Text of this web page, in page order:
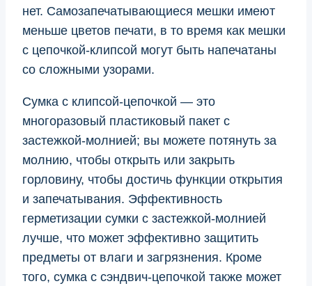
нет. Самозапечатывающиеся мешки имеют
меньше цветов печати, в то время как мешки
с цепочкой-клипсой могут быть напечатаны
со сложными узорами.
Сумка с клипсой-цепочкой — это
многоразовый пластиковый пакет с
застежкой-молнией; вы можете потянуть за
молнию, чтобы открыть или закрыть
горловину, чтобы достичь функции открытия
и запечатывания. Эффективность
герметизации сумки с застежкой-молнией
лучше, что может эффективно защитить
предметы от влаги и загрязнения. Кроме
того, сумка с сэндвич-цепочкой также может